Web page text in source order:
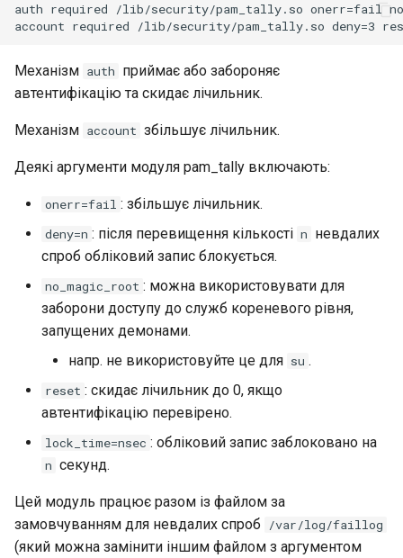
auth required /lib/security/pam_tally.so onerr=fail
Механізм auth приймає або забороняє
автентифікацію та скидає лічильник.
Механізм account збільшує лічильник.
Деякі аргументи модуля pam_tally включають:
onerr=fail : збільшує лічильник.
deny=n : після перевищення кількості n невдалих
спроб обліковий запис блокується.
no_magic_root : можна використовувати для
заборони доступу до служб кореневого рівня,
запущених демонами.
напр. не використовуйте це для su .
reset : скидає лічильник до 0, якщо
автентифікацію перевірено.
lock_time=nsec : обліковий запис заблоковано на
n секунд.
Цей модуль працює разом із файлом за
замовчуванням для невдалих спроб
/var/log/faillog
(який можна замінити іншим файлом з аргументом